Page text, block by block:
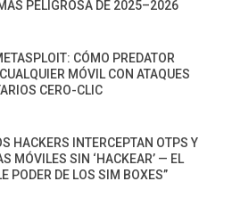
PELIGROSA DE 2025–2026
CÓMO PREDATOR
MÓVIL CON ATAQUES
CERO-CLIC
HACKERS INTERCEPTAN OTPS Y
MÓVILES SIN ‘HACKEAR’ — EL
PODER DE LOS SIM BOXES”